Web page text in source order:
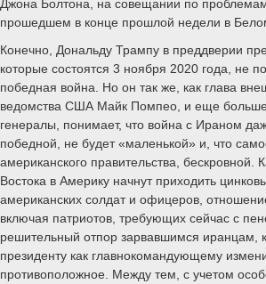
Джона Болтона, на совещании по проблемам
прошедшем в конце прошлой недели в
Конечно, Дональду Трампу в преддверии
которые состоятся 3 ноября 2020 года, не
победная война. Но он так же, как глава
ведомства США Майк Помпео, и еще больше
генералы, понимает, что война с Ираном
победной, не будет «маленькой» и, что
американского правительства, бескровной.
Востока в Америку начнут приходить
американских солдат и офицеров,
включая патриотов, требующих сейчас с
решительный отпор зарвавшимся иранцам,
президенту как главнокомандующему
противоположное. Между тем, с учетом